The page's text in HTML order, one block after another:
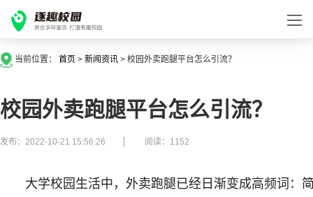
当前位置： 首页 > 新闻资讯 > 校园外卖跑腿平台怎么引流？
校园外卖跑腿平台怎么引流？
发布：2022-10-21 15:56:26 阅读：1152
大学校园生活中，外卖跑腿已经日渐变成高频词：